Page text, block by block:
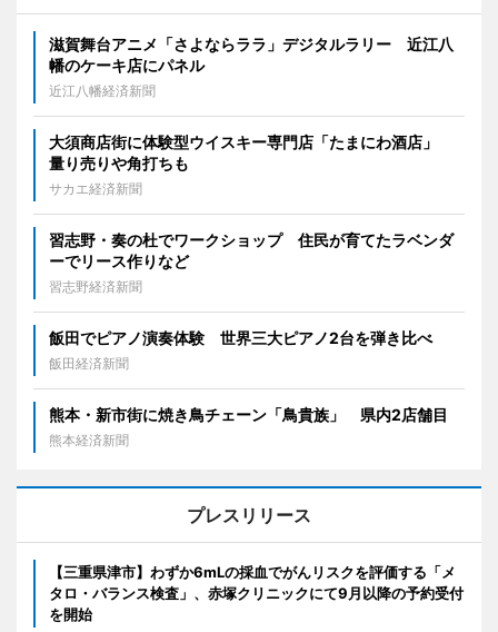
滋賀舞台アニメ「さよならララ」デジタルラリー 近江八
幡のケーキ店にパネル
近江八幡経済新聞
大須商店街に体験型ウイスキー専門店「たまにわ酒店」
量り売りや角打ちも
サカエ経済新聞
習志野・奏の杜でワークショップ 住民が育てたラベンダ
ーでリース作りなど
習志野経済新聞
飯田でピアノ演奏体験 世界三大ピアノ2台を弾き比べ
飯田経済新聞
熊本・新市街に焼き鳥チェーン「鳥貴族」 県内2店舗目
熊本経済新聞
プレスリリース
【三重県津市】わずか6mLの採血でがんリスクを評価する「メ
タロ・バランス検査」、赤塚クリニックにて9月以降の予約受付
を開始